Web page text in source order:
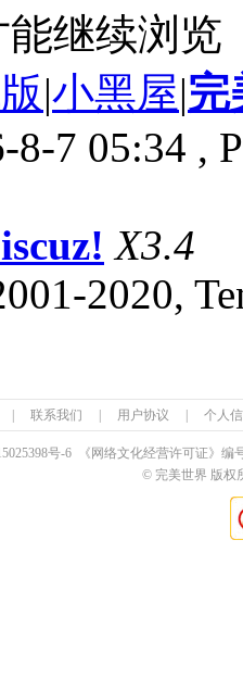
继续浏览
|小黑屋|完
8-7 05:34 ,
X3.4
2020,
联系我们 用户协议 个人
号-6 《网络文化经营许可证》编
© 完美世界 版权